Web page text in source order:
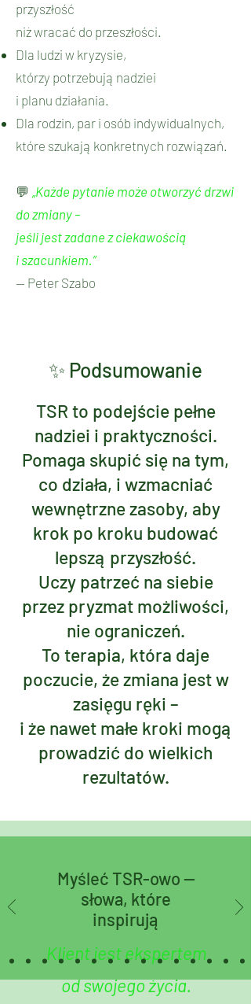
przyszłość
niż wracać do przeszłości.
Dla ludzi w kryzysie,
którzy potrzebują nadziei
i planu działania.
Dla rodzin, par i osób indywidualnych,
które szukają konkretnych rozwiązań.
💬 „Każde pytanie może otworzyć drzwi
do zmiany –
jeśli jest zadane z ciekawością
i szacunkiem.”
— Peter Szabo
✨ Podsumowanie
TSR to podejście pełne
nadziei i praktyczności.
Pomaga skupić się na tym,
co działa, i wzmacniać
wewnętrzne zasoby, aby
krok po kroku budować
lepszą przyszłość.
Uczy patrzeć na siebie
przez pryzmat możliwości,
nie ograniczeń.
To terapia, która daje
poczucie, że zmiana jest w
zasięgu ręki –
i że nawet małe kroki mogą
prowadzić do wielkich
rezultatów.
Myśleć TSR-owo —
słowa, które
inspirują
Klient jest ekspertem
od swojego życia.